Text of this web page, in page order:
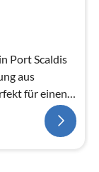
Port Scaldis
aus
für einen